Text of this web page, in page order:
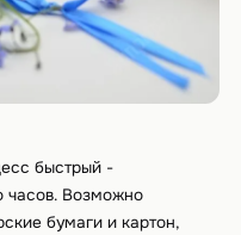
быстрый -
часов. Возможно
бумаги и картон,